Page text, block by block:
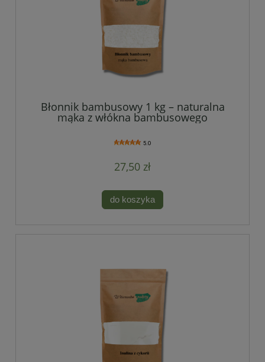
Błonnik bambusowy 1 kg – naturalna
mąka z włókna bambusowego
5.0
27,50 zł
do koszyka